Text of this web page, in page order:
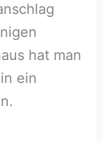
hat man
ein